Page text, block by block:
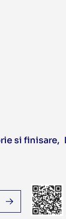
si finisare